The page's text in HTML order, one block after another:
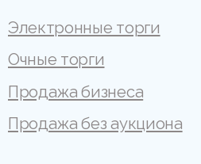
Электронные торги
Очные торги
Продажа бизнеса
Продажа без аукциона